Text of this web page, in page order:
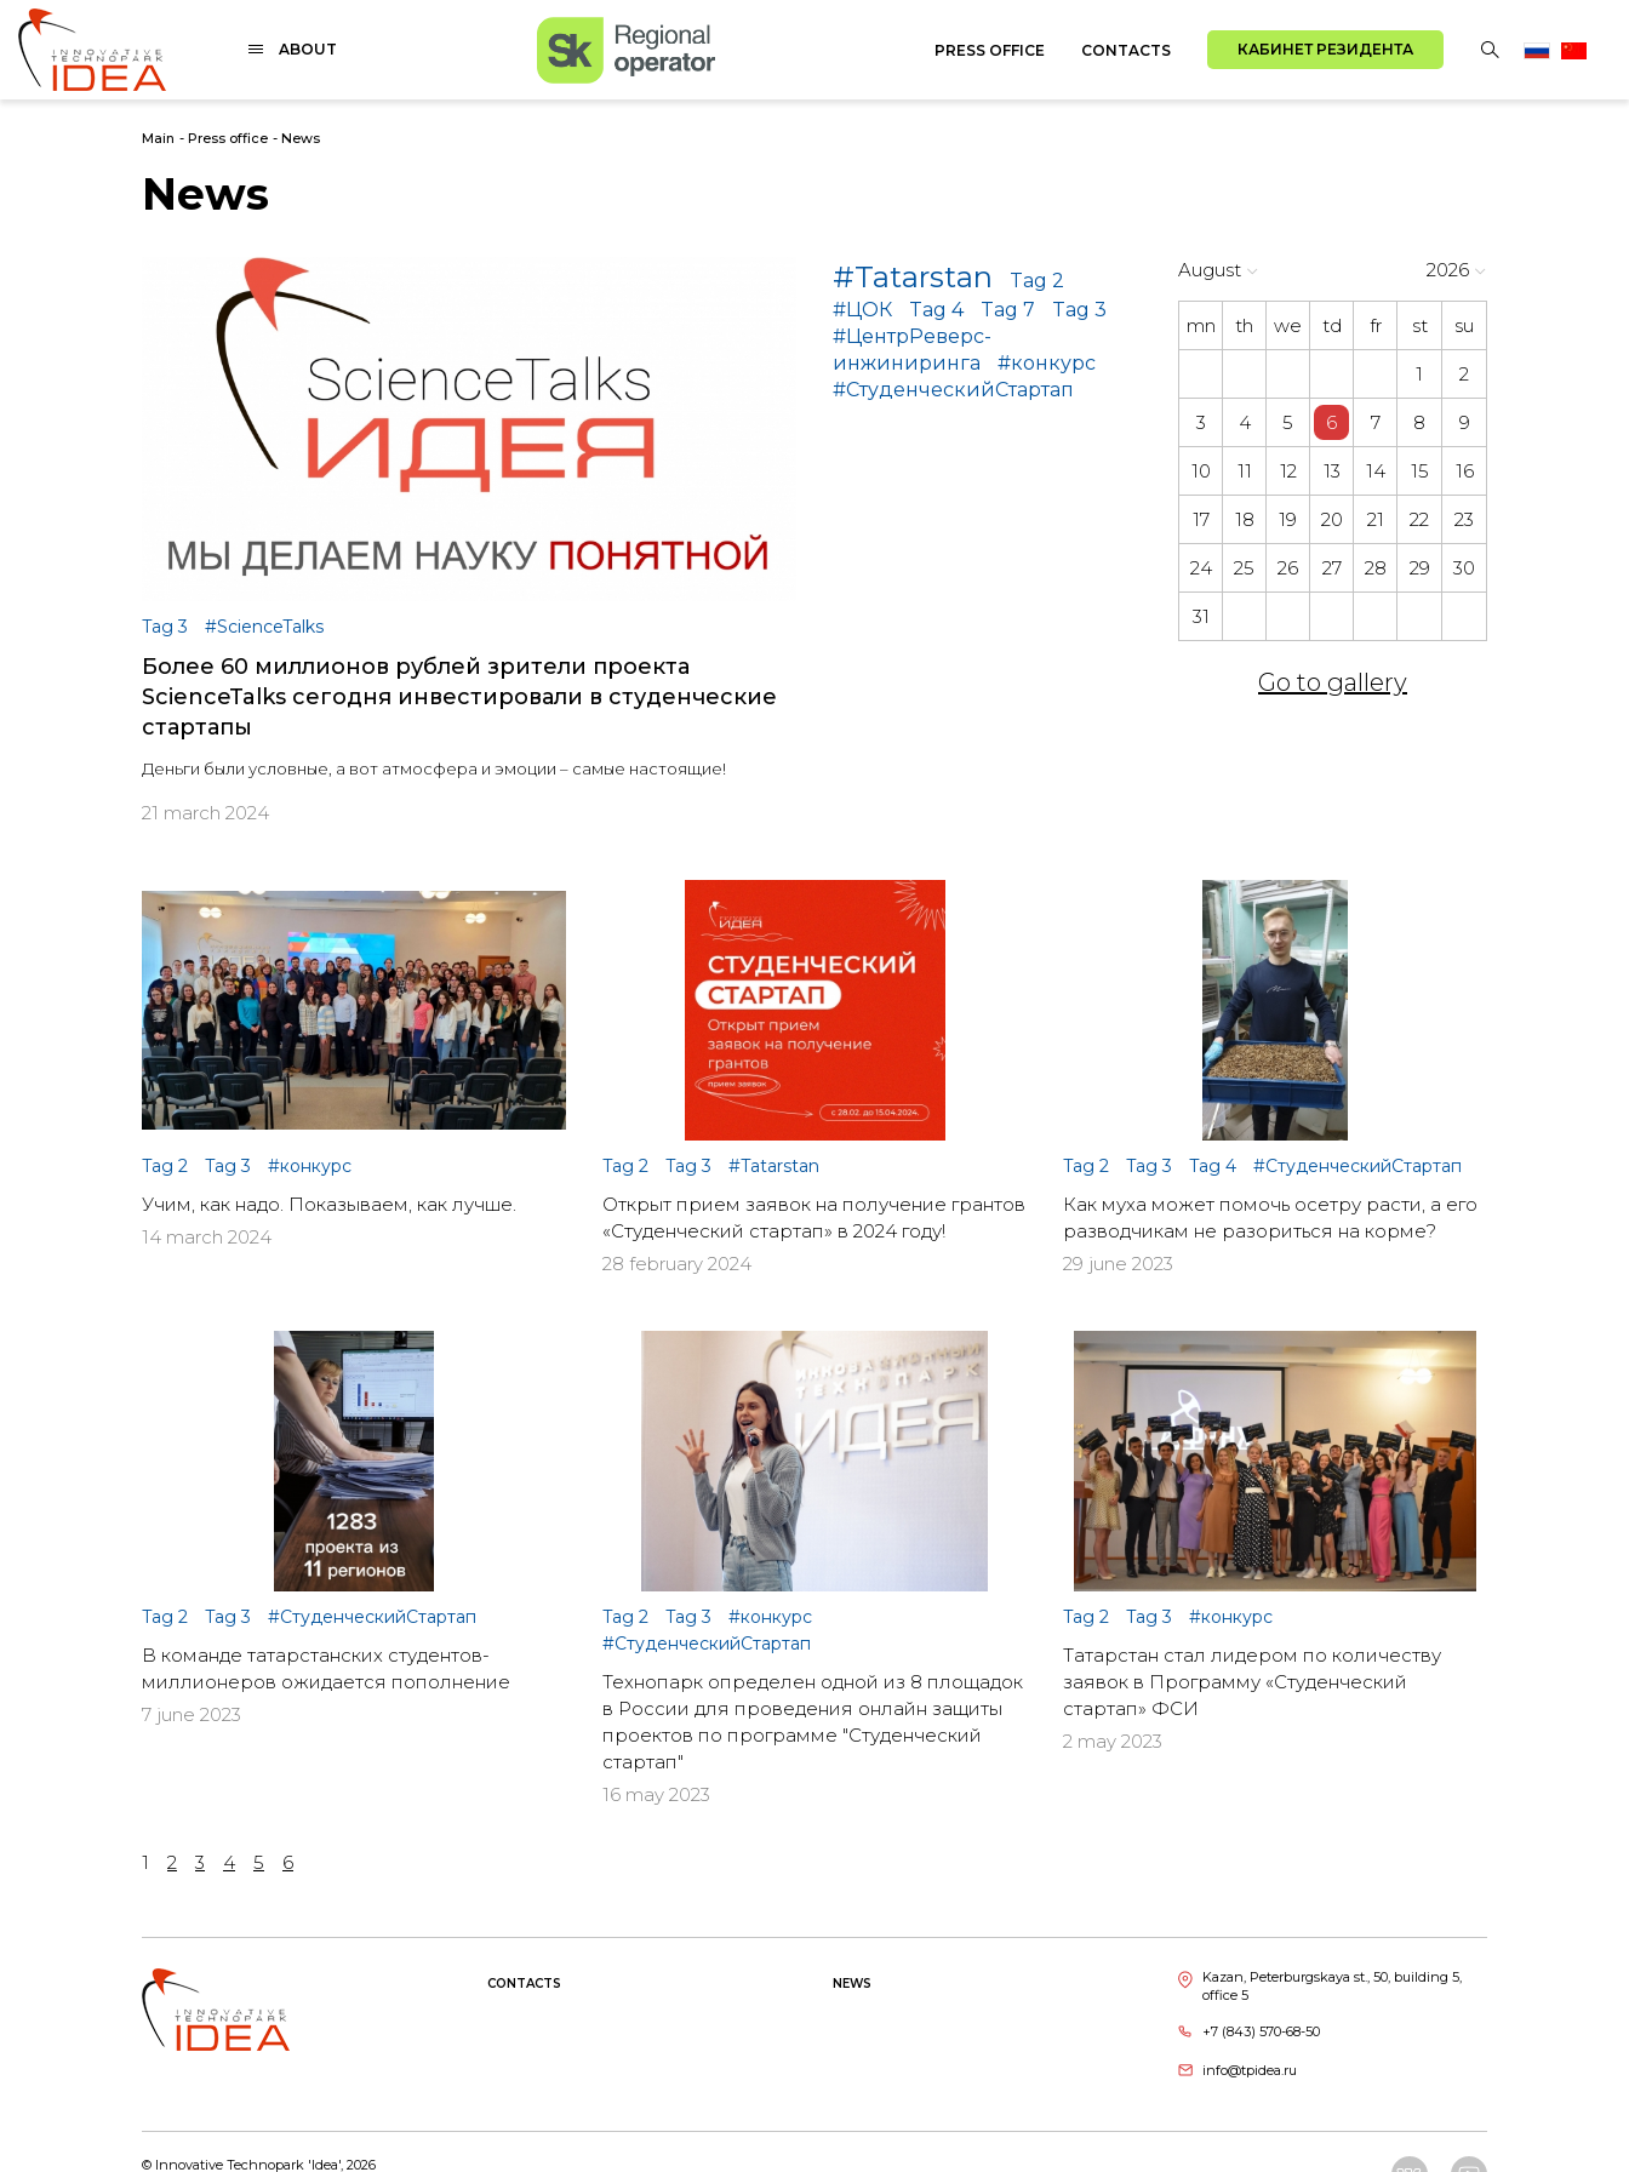
ABOUT PRESS OFFICE CONTACTS КАБИНЕТ РЕЗИДЕНТА
Main - Press office - News
News
August 2026
mn th we td fr st su
1 2
3 4 5 6 7 8 9
10 11 12 13 14 15 16
17 18 19 20 21 22 23
24 25 26 27 28 29 30
31
Go to gallery
#Tatarstan
Tag 2
#ЦОК
Tag 4 Tag 7
Tag 3
#ЦентрРеверс-
инжиниринга
#конкурс
#СтуденческийСтартап
Tag 3 #ScienceTalks
Более 60 миллионов рублей зрители проекта
ScienceTalks сегодня инвестировали в студенческие
стартапы
Деньги были условные, а вот атмосфера и эмоции – самые настоящие!
21 march 2024
Tag 2 Tag 3 #конкурс
Учим, как надо. Показываем, как лучше.
14 march 2024
Tag 2 Tag 3 #Tatarstan
Открыт прием заявок на получение грантов
«Студенческий стартап» в 2024 году!
28 february 2024
Tag 2 Tag 3 Tag 4 #СтуденческийСтартап
Как муха может помочь осетру расти, а его
разводчикам не разориться на корме?
29 june 2023
Tag 2 Tag 3 #СтуденческийСтартап
В команде татарстанских студентов-
миллионеров ожидается пополнение
7 june 2023
Tag 2 Tag 3
#конкурс
#СтуденческийСтартап
Технопарк определен одной из 8 площадок
в России для проведения онлайн защиты
проектов по программе "Студенческий
стартап"
16 may 2023
Tag 2 Tag 3 #конкурс
Татарстан стал лидером по количеству
заявок в Программу «Студенческий
стартап» ФСИ
2 may 2023
1 2 3 4 5 6
CONTACTS NEWS
Kazan, Peterburgskaya st., 50, building 5,
office 5
+7 (843) 570-68-50
info@tpidea.ru
© Innovative Technopark 'Idea', 2026